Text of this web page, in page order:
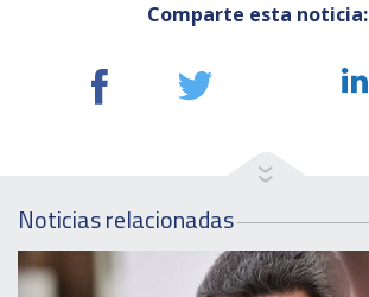
Comparte esta noticia:
Noticias relacionadas